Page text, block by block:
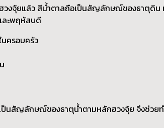
จุ้ยแล้ว สีน้ำตาลถือเป็นสัญลักษณ์ของธาตุดิน
ละพฤหัสบดี
นครอบครัว
นสัญลักษณ์ของธาตุน้ำตามหลักฮวงจุ้ย จึงช่วยท